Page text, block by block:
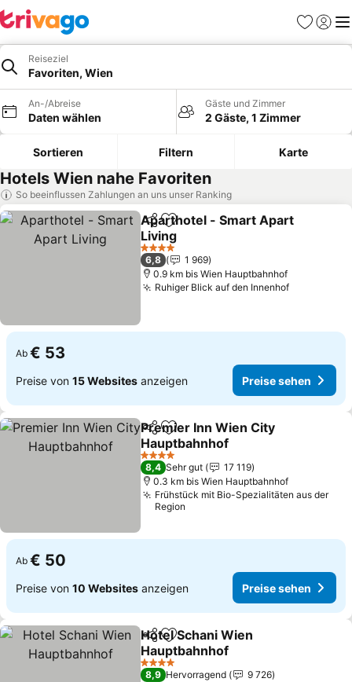
Favoriten
Reiseziel
Favoriten, Wien
An-/Abreise
Daten wählen
Gäste und Zimmer
2 Gäste, 1 Zimmer
Sortieren Filtern Karte
Hotels Wien nahe Favoriten
So beeinflussen Zahlungen an uns unser Ranking
TeilenZu Favoriten hinzufügen
Aparthotel - Smart Apart
Living
Preise sehen
4 Sterne
6,8
1 969
0.9 km bis Wien Hauptbahnhof
Ruhiger Blick auf den InnenhofPreise
Ab € 53
Preise von 15 Websites anzeigen Preise sehen
TeilenZu Favoriten hinzufügen
Premier Inn Wien City
Hauptbahnhof
Preise sehen
4 Sterne
8,4 Sehr gut
17 119
0.3 km bis Wien Hauptbahnhof
Frühstück mit Bio-Spezialitäten aus der
Region
Ab € 50
Preise von 10 Websites anzeigen Preise sehen
TeilenZu Favoriten hinzufügen
Hotel Schani Wien
Hauptbahnhof
Preise sehen
4 Sterne
8,9 Hervorragend
9 726